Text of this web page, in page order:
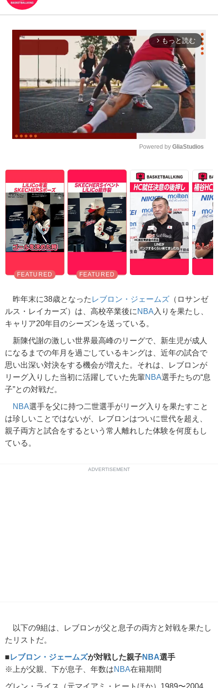
arrow_forward_ios もっと読む
Powered by GliaStudios
昨年末に38歳となった レブロン・ジェームズ （ロサンゼ
ルス・レイカーズ）は、高校卒業後に NBA 入りを果たし、
キャリア20年目のシーズンを送っている。
新陳代謝の激しい世界最高峰のリーグで、新生児が成人
になるまでの年月を過ごしているキングは、近年の試合で
思い出深い対決をする機会が増えた。それは、レブロンが
リーグ入りした当初に活躍していた先輩NBA選手たちの“息
子”との対戦だ。
NBA選手を父に持つ二世選手がリーグ入りを果たすこと
は珍しいことではないが、レブロンはついに世代を超え、
親子両方と試合をするという常人離れした体験を何度もし
ている。
ADVERTISEMENT
以下の9組は、レブロンが父と息子の両方と対戦を果たし
たリストだ。
■レブロン・ジェームズが対戦した親子NBA選手
※上が父親、下が息子、年数はNBA在籍期間